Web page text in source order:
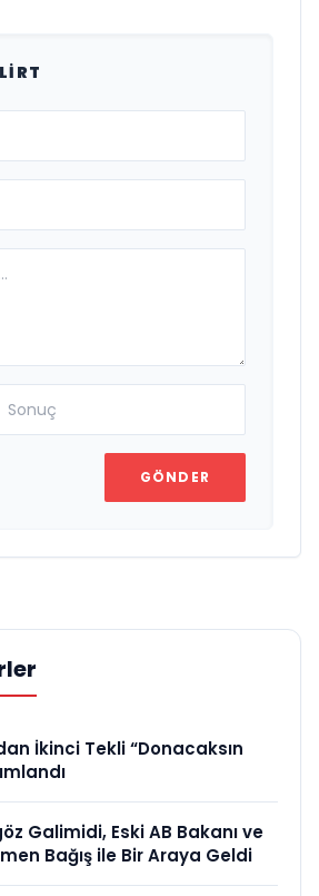
GÖNDER
İkinci Tekli “Donacaksın
Galimidi, Eski AB Bakanı ve
Bağış ile Bir Araya Geldi